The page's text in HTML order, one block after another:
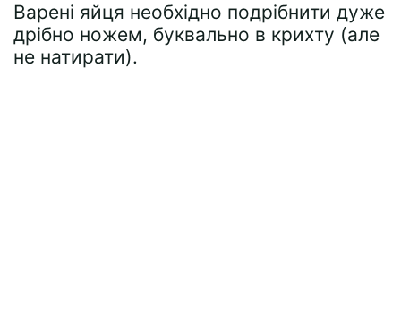
Варені яйця необхідно подрібнити дуже
дрібно ножем, буквально в крихту (але
не натирати).